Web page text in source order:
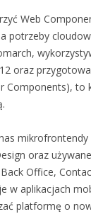
Web
potrzeby
oraz
Components), to
oraz
Office,
w aplikacjach
platformę o